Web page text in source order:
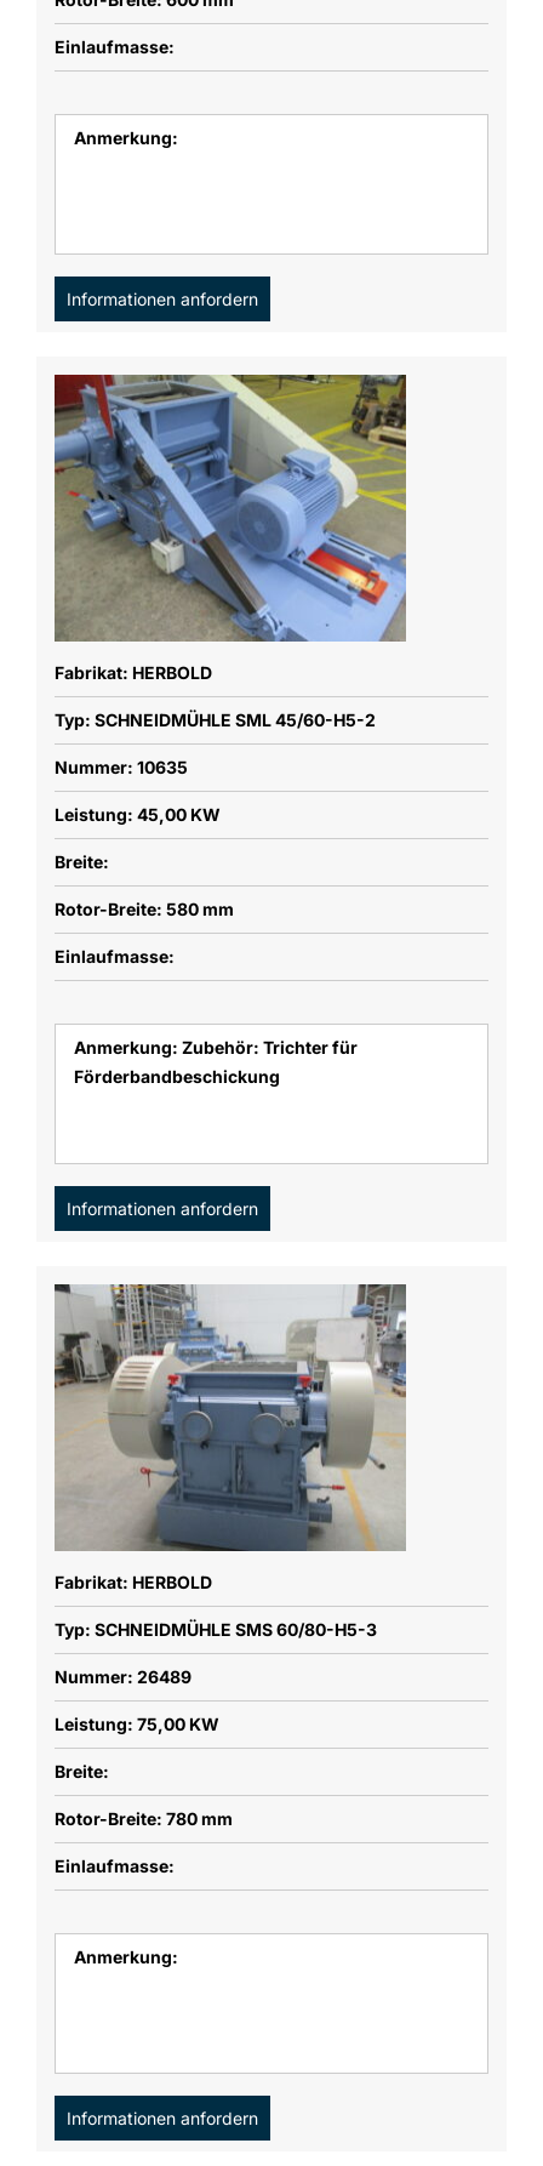
Einlaufmasse:
Anmerkung:
Informationen anfordern
Fabrikat: HERBOLD
Typ: SCHNEIDMÜHLE SML 45/60-H5-2
Nummer: 10635
Leistung: 45,00 KW
Breite:
Rotor-Breite: 580 mm
Einlaufmasse:
Anmerkung: Zubehör: Trichter für
Förderbandbeschickung
Informationen anfordern
Fabrikat: HERBOLD
Typ: SCHNEIDMÜHLE SMS 60/80-H5-3
Nummer: 26489
Leistung: 75,00 KW
Breite:
Rotor-Breite: 780 mm
Einlaufmasse:
Anmerkung:
Informationen anfordern